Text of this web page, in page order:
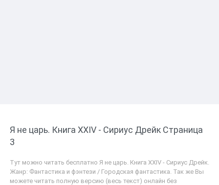
Я не царь. Книга XXIV - Сириус Дрейк Страница
3
Тут можно читать бесплатно Я не царь. Книга XXIV - Сириус Дрейк.
Жанр: Фантастика и фэнтези / Городская фантастика. Так же Вы
можете читать полную версию (весь текст) онлайн без